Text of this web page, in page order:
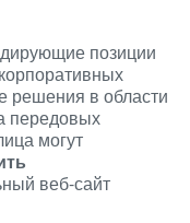
позиции
решения в области
передовых
могут
веб-сайт